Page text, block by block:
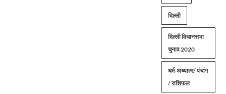
दिल्ली
दिल्ली विधानसभा
चुनाव 2020
धर्म-अध्यात्म/ पंचांग
/ राशिफल